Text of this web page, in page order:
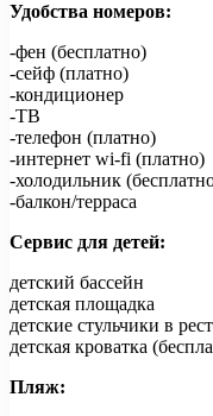
Удобства номеров:
-фен (бесплатно)
-сейф (платно)
-кондиционер
-ТВ
-телефон (платно)
-интернет wi-fi (платно)
-холодильник
-балкон/терраса
Сервис для детей:
детский бассейн
детская площадка
детские стульчики в
детская кроватка
Пляж: